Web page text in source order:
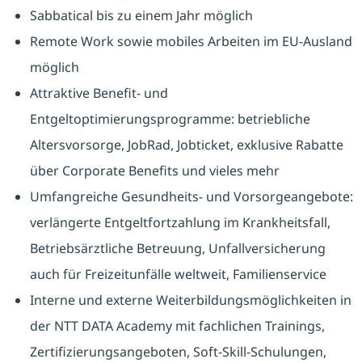
Sabbatical bis zu einem Jahr möglich
Remote Work sowie mobiles Arbeiten im EU-Ausland
möglich
Attraktive Benefit- und
Entgeltoptimierungsprogramme: betriebliche
Altersvorsorge, JobRad, Jobticket, exklusive Rabatte
über Corporate Benefits und vieles mehr
Umfangreiche Gesundheits- und Vorsorgeangebote:
verlängerte Entgeltfortzahlung im Krankheitsfall,
Betriebsärztliche Betreuung, Unfallversicherung
auch für Freizeitunfälle weltweit, Familienservice
Interne und externe Weiterbildungsmöglichkeiten in
der NTT DATA Academy mit fachlichen Trainings,
Zertifizierungsangeboten, Soft-Skill-Schulungen,